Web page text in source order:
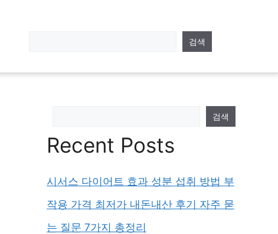
검색
검색
Recent Posts
시서스 다이어트 효과 성분 섭취 방법 부
작용 가격 최저가 내돈내산 후기 자주 묻
는 질문 7가지 총정리